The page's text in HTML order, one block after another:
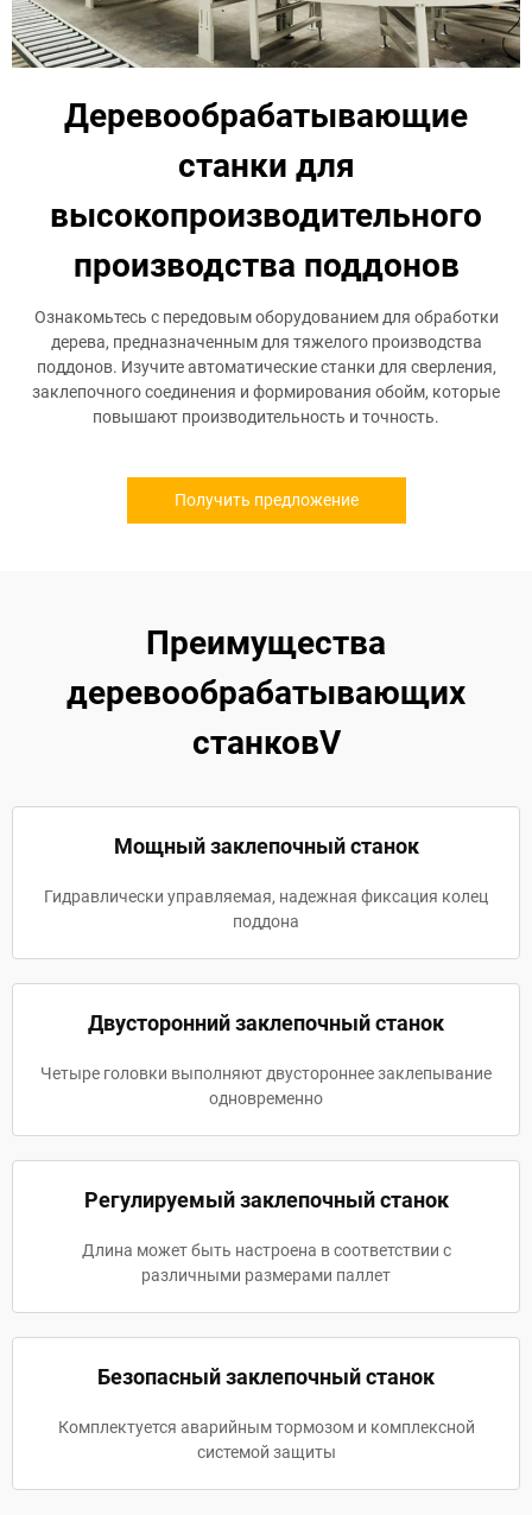
Деревообрабатывающие
станки для
высокопроизводительного
производства поддонов
Ознакомьтесь с передовым оборудованием для обработки
дерева, предназначенным для тяжелого производства
поддонов. Изучите автоматические станки для сверления,
заклепочного соединения и формирования обойм, которые
повышают производительность и точность.
Получить предложение
Преимущества
деревообрабатывающих
станковV
Мощный заклепочный станок
Гидравлически управляемая, надежная фиксация колец
поддона
Двусторонний заклепочный станок
Четыре головки выполняют двустороннее заклепывание
одновременно
Регулируемый заклепочный станок
Длина может быть настроена в соответствии с
различными размерами паллет
Безопасный заклепочный станок
Комплектуется аварийным тормозом и комплексной
системой защиты